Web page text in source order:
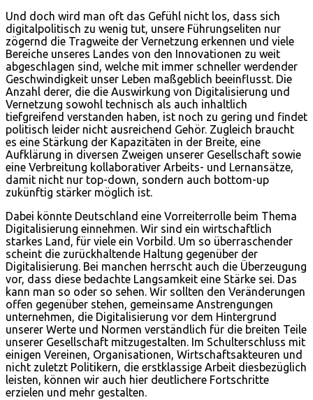
Und doch wird man oft das Gefühl nicht los, dass sich
digitalpolitisch zu wenig tut, unsere Führungseliten nur
zögernd die Tragweite der Vernetzung erkennen und viele
Bereiche unseres Landes von den Innovationen zu weit
abgeschlagen sind, welche mit immer schneller werdender
Geschwindigkeit unser Leben maßgeblich beeinflusst. Die
Anzahl derer, die die Auswirkung von Digitalisierung und
Vernetzung sowohl technisch als auch inhaltlich
tiefgreifend verstanden haben, ist noch zu gering und findet
politisch leider nicht ausreichend Gehör. Zugleich braucht
es eine Stärkung der Kapazitäten in der Breite, eine
Aufklärung in diversen Zweigen unserer Gesellschaft sowie
eine Verbreitung kollaborativer Arbeits- und Lernansätze,
damit nicht nur top-down, sondern auch bottom-up
zukünftig stärker möglich ist.
Dabei könnte Deutschland eine Vorreiterrolle beim Thema
Digitalisierung einnehmen. Wir sind ein wirtschaftlich
starkes Land, für viele ein Vorbild. Um so überraschender
scheint die zurückhaltende Haltung gegenüber der
Digitalisierung. Bei manchen herrscht auch die Überzeugung
vor, dass diese bedachte Langsamkeit eine Stärke sei. Das
kann man so oder so sehen. Wir sollten den Veränderungen
offen gegenüber stehen, gemeinsame Anstrengungen
unternehmen, die Digitalisierung vor dem Hintergrund
unserer Werte und Normen verständlich für die breiten Teile
unserer Gesellschaft mitzugestalten. Im Schulterschluss mit
einigen Vereinen, Organisationen, Wirtschaftsakteuren und
nicht zuletzt Politikern, die erstklassige Arbeit diesbezüglich
leisten, können wir auch hier deutlichere Fortschritte
erzielen und mehr gestalten.